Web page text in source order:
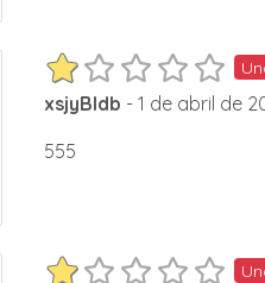
xsjyBldb - 1 de abril de
555